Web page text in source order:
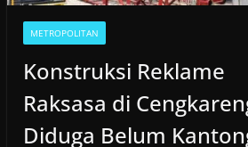
METROPOLITAN
Konstruksi Reklame
Raksasa di
Diduga Belum